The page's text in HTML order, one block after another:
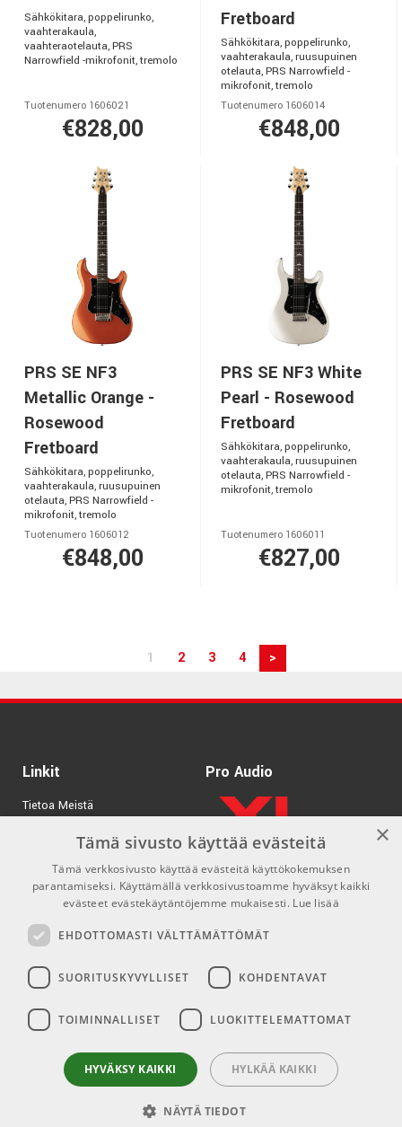
Sähkökitara, poppelirunko,
vaahterakaula,
vaahteraotelauta, PRS
Narrowfield -mikrofonit, tremolo
Tuotenumero 1606021
€828,00
Fretboard
Sähkökitara, poppelirunko,
vaahterakaula, ruusupuinen
otelauta, PRS Narrowfield -
mikrofonit, tremolo
Tuotenumero 1606014
€848,00
PRS SE NF3
Metallic Orange -
Rosewood
Fretboard
Sähkökitara, poppelirunko,
vaahterakaula, ruusupuinen
otelauta, PRS Narrowfield -
mikrofonit, tremolo
Tuotenumero 1606012
€848,00
PRS SE NF3 White
Pearl - Rosewood
Fretboard
Sähkökitara, poppelirunko,
vaahterakaula, ruusupuinen
otelauta, PRS Narrowfield -
mikrofonit, tremolo
Tuotenumero 1606011
€827,00
1 2 3 4 >
Linkit
Tietoa Meistä
Tuotemerkit
Kirjaudu
GDPR & Cookies
Myyntiehdot
Pro Audio
Yhteys
info@emnordic.fi
Sosiaaliset mediat
Facebook
Instagram
×
Tämä sivusto käyttää evästeitä
Tämä verkkosivusto käyttää evästeitä käyttökokemuksen
parantamiseksi. Käyttämällä verkkosivustoamme hyväksyt kaikki
evästeet evästekäytäntöjemme mukaisesti. Lue lisää
EHDOTTOMASTI VÄLTTÄMÄTTÖMÄT
SUORITUSKYVYLLISET KOHDENTAVAT
TOIMINNALLISET LUOKITTELEMATTOMAT
HYVÄKSY KAIKKI HYLKÄÄ KAIKKI
NÄYTÄ TIEDOT